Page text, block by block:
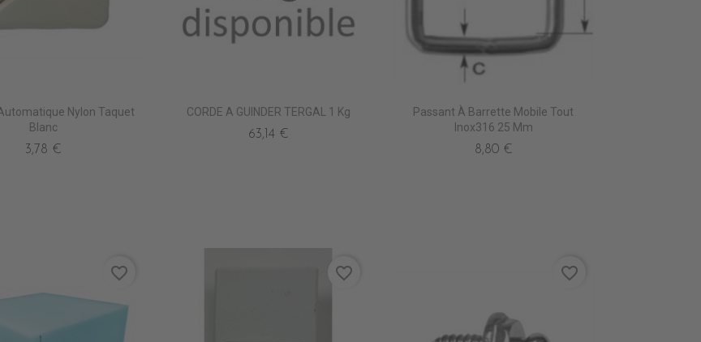
Nylon Taquet
Blanc
3,78 €
CORDE A GUINDER TERGAL 1 Kg
63,14 €
Passant À Barrette Mobile Tout
Inox316 25 Mm
8,80 €
favorite_border favorite_border favorite_border